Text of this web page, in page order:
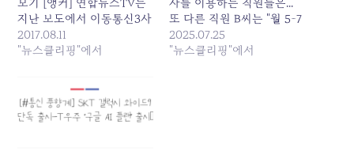
지난 보도에서 이동통신3사
의 불합리한 데이터요금체
계만 손봐도 상당한 요금인
래위원회가 이동통신3사의
비슷비슷한 데이터 요금체
2017.08.11
"뉴스클리핑"에서
또 다른 직원 B씨는 "월 5~7
만 원 수준의 지원인데 이마
저도 KT 가입자로 한정해
2025.07.25
"뉴스클리핑"에서